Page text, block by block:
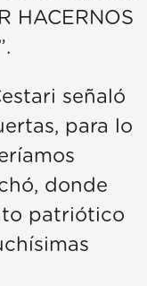
HACERNOS
señaló
para lo
donde
patriótico